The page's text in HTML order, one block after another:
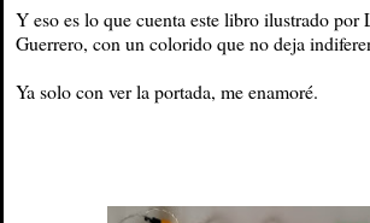
Y eso es lo que cuenta este libro ilustrado por
Guerrero, con un colorido que no deja
Ya solo con ver la portada, me enamoré.